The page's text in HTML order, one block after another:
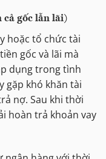
cả gốc lẫn lãi)
hoặc tổ chức tài
gốc và lãi mà
dụng trong tình
gặp khó khăn tài
nợ. Sau khi thời
hoàn trả khoản vay